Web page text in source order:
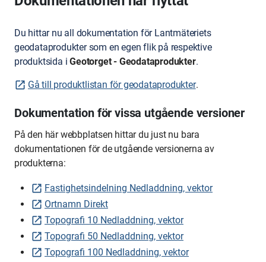
Du hittar nu all dokumentation för Lantmäteriets
geodataprodukter som en egen flik på respektive
produktsida i Geotorget - Geodataprodukter.
Gå till produktlistan för geodataprodukter.
Dokumentation för vissa utgående versioner
På den här webbplatsen hittar du just nu bara
dokumentationen för de utgående versionerna av
produkterna:
Fastighetsindelning Nedladdning, vektor
Ortnamn Direkt
Topografi 10 Nedladdning, vektor
Topografi 50 Nedladdning, vektor
Topografi 100 Nedladdning, vektor